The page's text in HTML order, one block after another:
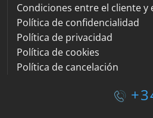
Condiciones entre el cliente y
Política de confidencialidad
Política de privacidad
Política de cookies
Política de cancelación